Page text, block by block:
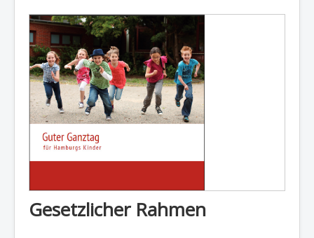
Gesetzlicher Rahmen